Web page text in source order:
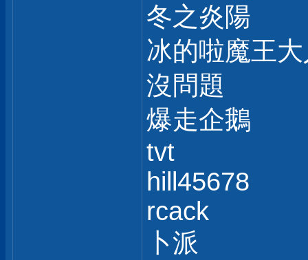
冬之炎陽
冰的啦魔王
沒問題
爆走企鵝
tvt
hill45678
rcack
卜派